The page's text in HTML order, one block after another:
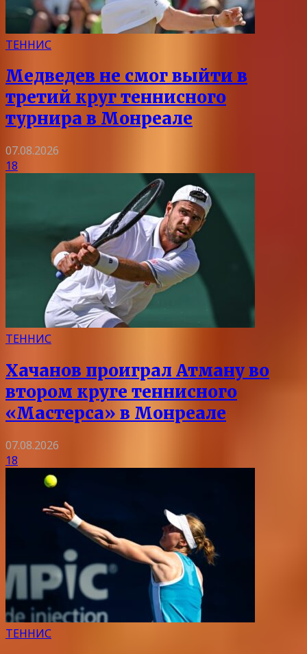
ТЕННИС
Медведев не смог выйти в
третий круг теннисного
турнира в Монреале
07.08.2026
18
ТЕННИС
Хачанов проиграл Атману во
втором круге теннисного
«Мастерса» в Монреале
07.08.2026
18
ТЕННИС